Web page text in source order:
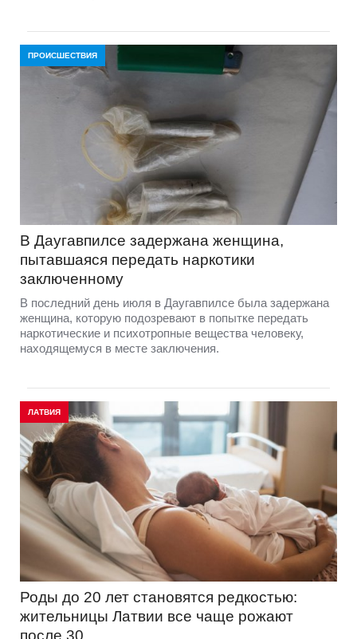
ПРОИСШЕСТВИЯ
В Даугавпилсе задержана женщина,
пытавшаяся передать наркотики
заключенному
В последний день июля в Даугавпилсе была задержана
женщина, которую подозревают в попытке передать
наркотические и психотропные вещества человеку,
находящемуся в месте заключения.
ЛАТВИЯ
Роды до 20 лет становятся редкостью:
жительницы Латвии все чаще рожают
после 30